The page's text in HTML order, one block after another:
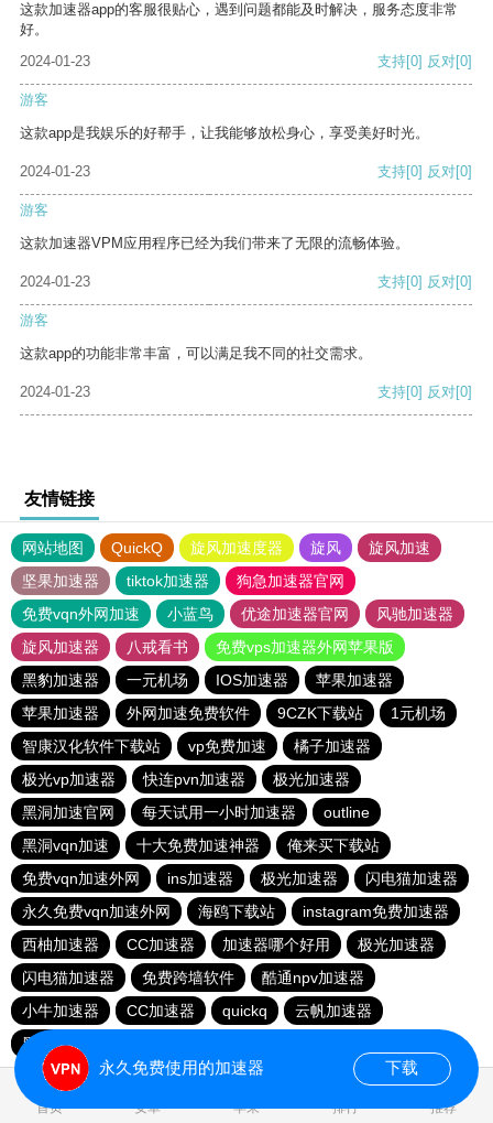
这款加速器app的客服很贴心，遇到问题都能及时解决，服务态度非常
好。
2024-01-23
支持[0] 反对[0]
游客
这款app是我娱乐的好帮手，让我能够放松身心，享受美好时光。
2024-01-23 支持[0] 反对[0]
游客
这款加速器VPM应用程序已经为我们带来了无限的流畅体验。
2024-01-23 支持[0] 反对[0]
游客
这款app的功能非常丰富，可以满足我不同的社交需求。
2024-01-23 支持[0] 反对[0]
友情链接
网站地图 QuickQ 旋风加速度器 旋风
旋风加速
坚果加速器
tiktok加速器
狗急加速器官网
免费vqn外网加速
小蓝鸟 优途加速器官网
风驰加速器
旋风加速器
八戒看书
免费vps加速器外网苹果版
黑豹加速器
一元机场 IOS加速器
苹果加速器
苹果加速器
外网加速免费软件 9CZK下载站
1元机场
智康汉化软件下载站
vp免费加速
橘子加速器
极光vp加速器
快连pvn加速器
极光加速器
黑洞加速官网
每天试用一小时加速器
outline
黑洞vqn加速
十大免费加速神器
俺来买下载站
免费vqn加速外网
ins加速器 极光加速器
闪电猫加速器
永久免费vqn加速外网
海鸥下载站
instagram免费加速器
西柚加速器
CC加速器 加速器哪个好用
极光加速器
闪电猫加速器
免费跨墙软件
酷通npv加速器
小牛加速器
CC加速器 quickq
云帆加速器
黑洞vp永久加速器
首页 安卓 苹果 排行 推荐
永久免费使用的加速器 下载
1.382949s